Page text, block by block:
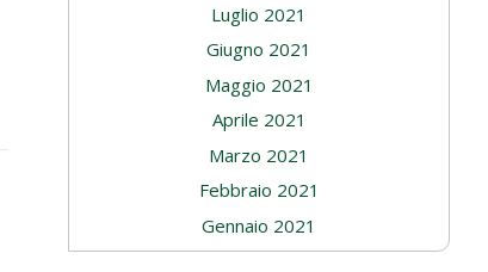
Luglio 2021
Giugno 2021
Maggio 2021
Aprile 2021
Marzo 2021
Febbraio 2021
Gennaio 2021